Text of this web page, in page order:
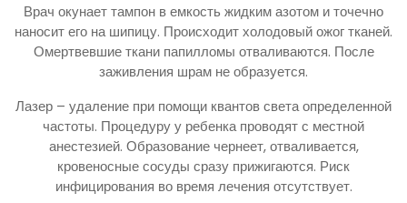
Врач окунает тампон в емкость жидким азотом и точечно
наносит его на шипицу. Происходит холодовый ожог тканей.
Омертвевшие ткани папилломы отваливаются. После
заживления шрам не образуется.
Лазер – удаление при помощи квантов света определенной
частоты. Процедуру у ребенка проводят с местной
анестезией. Образование чернеет, отваливается,
кровеносные сосуды сразу прижигаются. Риск
инфицирования во время лечения отсутствует.